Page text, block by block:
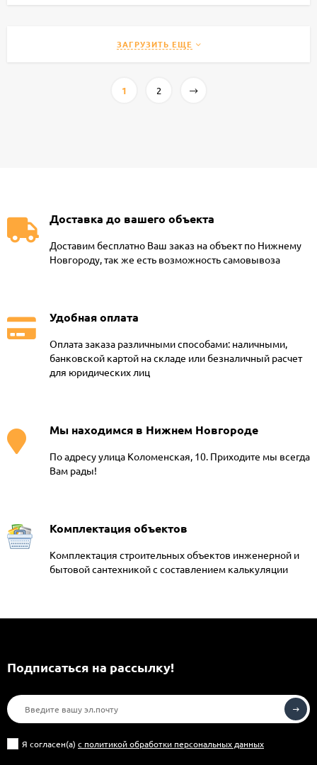
ЗАГРУЗИТЬ ЕЩЕ
1 2
Доставка до вашего объекта
Доставим бесплатно Ваш заказ на объект по Нижнему
Новгороду, так же есть возможность самовывоза
Удобная оплата
Оплата заказа различными способами: наличными,
банковской картой на складе или безналичный расчет
для юридических лиц
Мы находимся в Нижнем Новгороде
По адресу улица Коломенская, 10. Приходите мы всегда
Вам рады!
Комплектация объектов
Комплектация строительных объектов инженерной и
бытовой сантехникой с составлением калькуляции
Подписаться на рассылкy!
Я согласен(a) с политикой обработки персональных данных